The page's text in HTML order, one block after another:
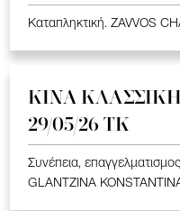
Καταπληκτική. ZAVVOS
ΚΙΝΑ
29/05/26 ΤΚ
Συνέπεια,
GLANTZINA